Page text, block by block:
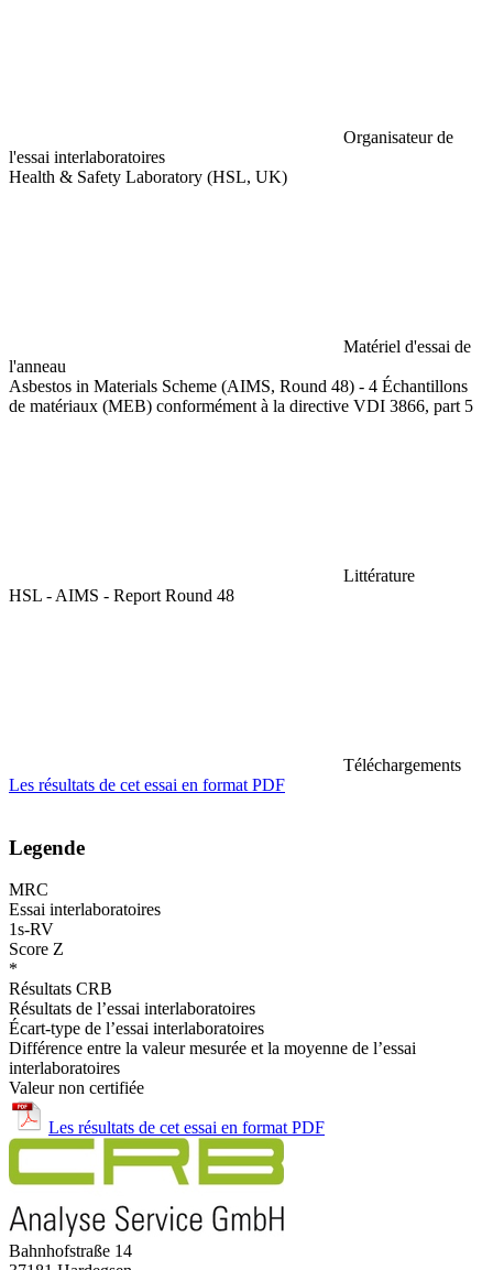
Organisateur de
l'essai interlaboratoires
Health & Safety Laboratory (HSL, UK)
Matériel d'essai de
l'anneau
Asbestos in Materials Scheme (AIMS, Round 48) - 4 Échantillons
de matériaux (MEB) conformément à la directive VDI 3866, part 5
Littérature
HSL - AIMS - Report Round 48
Téléchargements
Les résultats de cet essai en format PDF
Legende
MRC
Essai interlaboratoires
1s-RV
Score Z
*
Résultats CRB
Résultats de l’essai interlaboratoires
Écart-type de l’essai interlaboratoires
Différence entre la valeur mesurée et la moyenne de l’essai
interlaboratoires
Valeur non certifiée
Les résultats de cet essai en format PDF
Bahnhofstraße 14